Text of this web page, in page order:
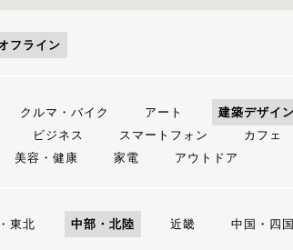
フライン
クルマ・バイク アート 建築デザイン
ビジネス スマートフォン カフェ
美容・健康 家電 アウトドア
東北 中部・北陸 近畿 中国・四国